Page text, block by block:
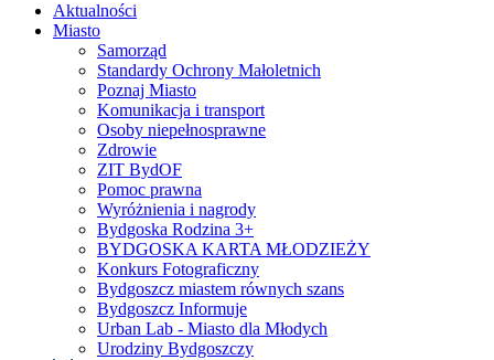
Aktualności
Miasto
Samorząd
Standardy Ochrony Małoletnich
Poznaj Miasto
Komunikacja i transport
Osoby niepełnosprawne
Zdrowie
ZIT BydOF
Pomoc prawna
Wyróżnienia i nagrody
Bydgoska Rodzina 3+
BYDGOSKA KARTA MŁODZIEŻY
Konkurs Fotograficzny
Bydgoszcz miastem równych szans
Bydgoszcz Informuje
Urban Lab - Miasto dla Młodych
Urodziny Bydgoszczy